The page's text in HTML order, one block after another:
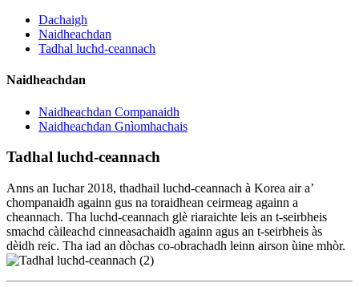
Dachaigh
Naidheachdan
Tadhal luchd-ceannach
Naidheachdan
Naidheachdan Companaidh
Naidheachdan Gnìomhachais
Tadhal luchd-ceannach
Anns an Iuchar 2018, thadhail luchd-ceannach à Korea air a’
chompanaidh againn gus na toraidhean ceirmeag againn a
cheannach. Tha luchd-ceannach glè riaraichte leis an t-seirbheis
smachd càileachd cinneasachaidh againn agus an t-seirbheis às
dèidh reic. Tha iad an dòchas co-obrachadh leinn airson ùine mhòr.